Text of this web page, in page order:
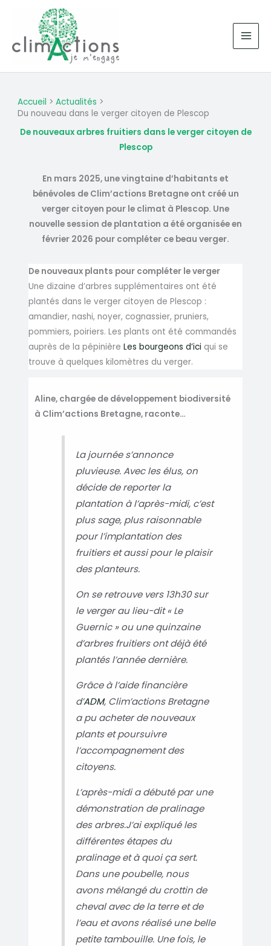
contenu
Accueil
Actualités
Du nouveau dans le verger citoyen de Plescop
De nouveaux arbres fruitiers dans le verger citoyen de
Plescop
En mars 2025, une vingtaine d’habitants et
bénévoles de Clim’actions Bretagne ont créé un
verger citoyen pour le climat à Plescop. Une
nouvelle session de plantation a été organisée en
février 2026 pour compléter ce beau verger.
De nouveaux plants pour compléter le verger
Une dizaine d’arbres supplémentaires ont été
plantés dans le verger citoyen de Plescop :
amandier, nashi, noyer, cognassier, pruniers,
pommiers, poiriers. Les plants ont été commandés
auprès de la pépinièreLes bourgeons d’ici qui se
trouve à quelques kilomètres du verger.
Aline, chargée de développement biodiversité
à Clim’actions Bretagne, raconte…
La journée s’annonce
pluvieuse. Avec les élus, on
décide de reporter la
plantation à l’après-midi, c’est
plus sage, plus raisonnable
pour l’implantation des
fruitiers et aussi pour le plaisir
des planteurs.
On se retrouve vers 13h30 sur
le verger au lieu-dit « Le
Guernic » ou une quinzaine
d’arbres fruitiers ont déjà été
plantés l’année dernière.
Grâce à l’aide financière
d’ADM, Clim’actions Bretagne
a pu acheter de nouveaux
plants et poursuivre
l’accompagnement des
citoyens.
L’après-midi a débuté par une
démonstration de pralinage
des arbres.J’ai expliqué les
différentes étapes du
pralinage et à quoi ça sert.
Dans une poubelle, nous
avons mélangé du crottin de
cheval avec de la terre et de
l’eau et avons réalisé une belle
petite tambouille. Une fois, le